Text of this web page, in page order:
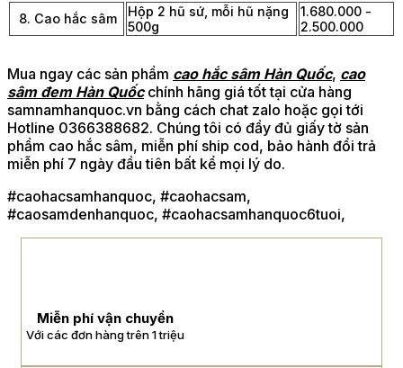
8. Cao hắc sâm
Hộp 2 hũ sứ, mỗi hũ nặng
500g
1.680.000 -
2.500.000
Mua ngay các sản phẩm cao hắc sâm Hàn Quốc, cao
sâm đem Hàn Quốcchính hãng giá tốt tại cửa hàng
samnamhanquoc.vn bằng cách chat zalo hoặc gọi tới
Hotline 0366388682. Chúng tôi có đầy đủ giấy tờ sản
phẩm cao hắc sâm, miễn phí ship cod, bảo hành đổi trả
miễn phí 7 ngày đầu tiên bất kể mọi lý do.
#caohacsamhanquoc, #caohacsam,
#caosamdenhanquoc, #caohacsamhanquoc6tuoi,
Miễn phí vận chuyển
Với các đơn hàng trên 1 triệu